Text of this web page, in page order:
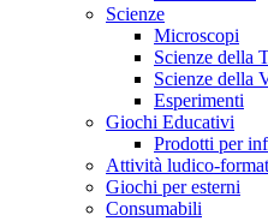
Scienze
Microscopi
Scienze della
Scienze della
Esperimenti
Giochi Educativi
Prodotti per
Attività ludico-
Giochi per esterni
Consumabili